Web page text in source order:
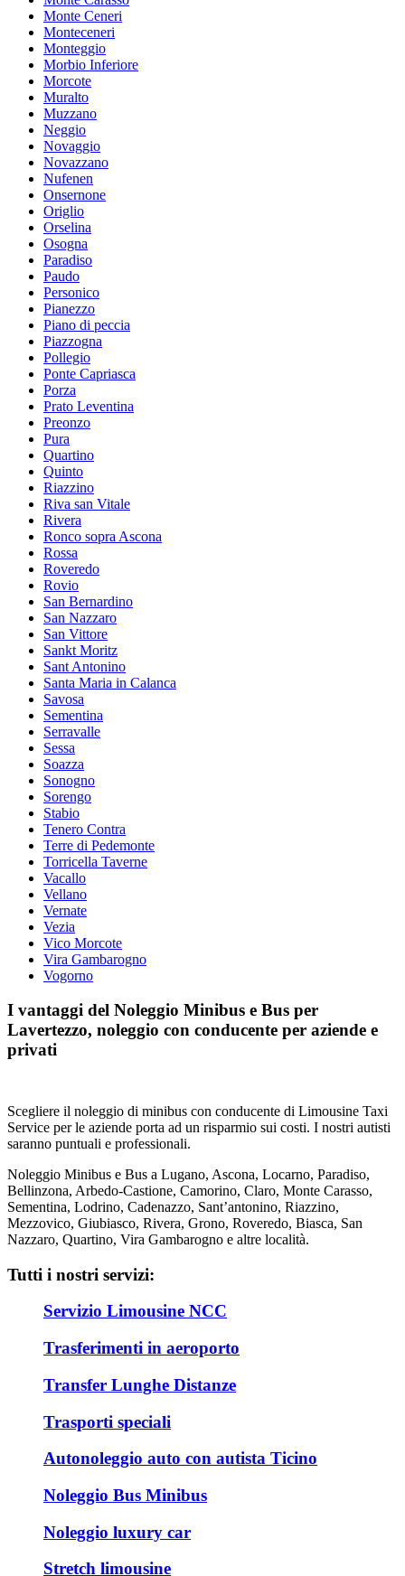
Monte Ceneri
Monteceneri
Monteggio
Morbio Inferiore
Morcote
Muralto
Muzzano
Neggio
Novaggio
Novazzano
Nufenen
Onsernone
Origlio
Orselina
Osogna
Paradiso
Paudo
Personico
Pianezzo
Piano di peccia
Piazzogna
Pollegio
Ponte Capriasca
Porza
Prato Leventina
Preonzo
Pura
Quartino
Quinto
Riazzino
Riva san Vitale
Rivera
Ronco sopra Ascona
Rossa
Roveredo
Rovio
San Bernardino
San Nazzaro
San Vittore
Sankt Moritz
Sant Antonino
Santa Maria in Calanca
Savosa
Sementina
Serravalle
Sessa
Soazza
Sonogno
Sorengo
Stabio
Tenero Contra
Terre di Pedemonte
Torricella Taverne
Vacallo
Vellano
Vernate
Vezia
Vico Morcote
Vira Gambarogno
Vogorno
I vantaggi del Noleggio Minibus e Bus per
Lavertezzo, noleggio con conducente per aziende e
privati
Scegliere il noleggio di minibus con conducente di Limousine Taxi
Service per le aziende porta ad un risparmio sui costi. I nostri autisti
saranno puntuali e professionali.
Noleggio Minibus e Bus a Lugano, Ascona, Locarno, Paradiso,
Bellinzona, Arbedo-Castione, Camorino, Claro, Monte Carasso,
Sementina, Lodrino, Cadenazzo, Sant’antonino, Riazzino,
Mezzovico, Giubiasco, Rivera, Grono, Roveredo, Biasca, San
Nazzaro, Quartino, Vira Gambarogno e altre località.
Tutti i nostri servizi:
Servizio Limousine NCC
Trasferimenti in aeroporto
Transfer Lunghe Distanze
Trasporti speciali
Autonoleggio auto con autista Ticino
Noleggio Bus Minibus
Noleggio luxury car
Stretch limousine